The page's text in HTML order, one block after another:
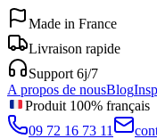
Made in France
Livraison rapide
Support 6j/7
A propos de nousBlog
Produit 100% français
09 72 16 73 11